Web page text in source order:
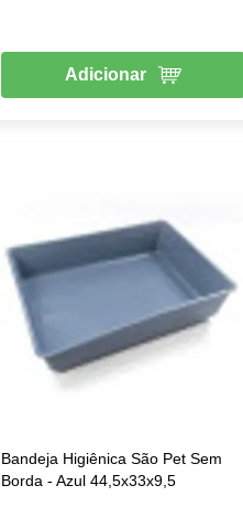
Adicionar
Bandeja Higiênica São Pet Sem
Borda - Azul 44,5x33x9,5